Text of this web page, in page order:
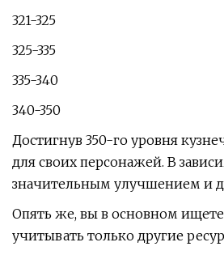
321-325
325-335
335-340
340-350
Достигнув 350-го уровня
для своих персонажей. В
значительным улучшением и
Опять же, вы в основном ищете
учитывать только другие